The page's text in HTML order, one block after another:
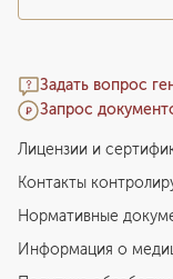
Задать вопрос
Запрос
Лицензии и
Контакты
Нормативные
Информация о